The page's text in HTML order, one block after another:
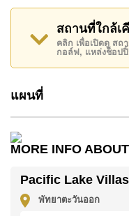
ริมน้ำ และโรลลิ่งฮิลส์
พัทยา, รพ.กรุงเทพจอม
อสังหาริมทรัพย์นี้มีไว้
บาท และยังมีให้เช่าใ
โปรดทราบว่าราคาค่า
โฉนดที่ดินของอสังหา
ค้นพบโอกาสในการท
คุณ!
สถานที่ใกล้เ
คลิก เพื่อเปิดดู สถ
กอล์ฟ, แหล่งช็อป
แผนที่
MORE INFO ABOUT
Pacific Lake Villas
พัทยาตะวันออก